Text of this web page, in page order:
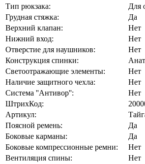
Тип рюкзака:
Для
Грудная стяжка:
Да
Верхний клапан:
Нет
Нижний вход:
Нет
Отверстие для наушников:
Нет
Конструкция спинки:
Светоотражающие элементы:
Нет
Наличие защитного чехла:
Нет
Система ''Антивор'':
Нет
ШтрихКод:
Артикул:
Поясной ремень:
Да
Боковые карманы:
Да
Боковые компрессионные ремни:
Нет
Вентиляция спины:
Нет